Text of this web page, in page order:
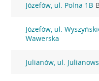
Józefów, ul. Polna 1B
Józefów, ul.
Wawerska
Julianów, ul.